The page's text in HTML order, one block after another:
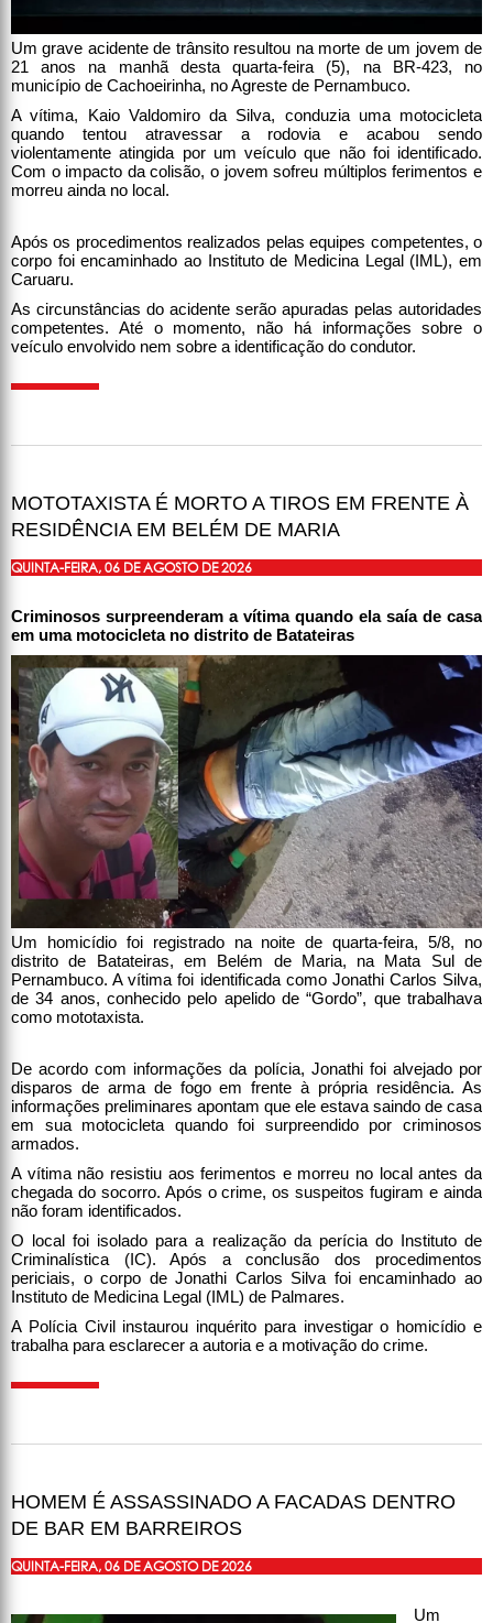
Um grave acidente de trânsito resultou na morte de um jovem de
21 anos na manhã desta quarta-feira (5), na BR-423, no
município de Cachoeirinha, no Agreste de Pernambuco.
A vítima, Kaio Valdomiro da Silva, conduzia uma motocicleta
quando tentou atravessar a rodovia e acabou sendo
violentamente atingida por um veículo que não foi identificado.
Com o impacto da colisão, o jovem sofreu múltiplos ferimentos e
morreu ainda no local.
Após os procedimentos realizados pelas equipes competentes, o
corpo foi encaminhado ao Instituto de Medicina Legal (IML), em
Caruaru.
As circunstâncias do acidente serão apuradas pelas autoridades
competentes. Até o momento, não há informações sobre o
veículo envolvido nem sobre a identificação do condutor.
MOTOTAXISTA É MORTO A TIROS EM FRENTE À
RESIDÊNCIA EM BELÉM DE MARIA
QUINTA-FEIRA, 06 DE AGOSTO DE 2026
Criminosos surpreenderam a vítima quando ela saía de casa
em uma motocicleta no distrito de Batateiras
Um homicídio foi registrado na noite de quarta-feira, 5/8, no
distrito de Batateiras, em Belém de Maria, na Mata Sul de
Pernambuco. A vítima foi identificada como Jonathi Carlos Silva,
de 34 anos, conhecido pelo apelido de “Gordo”, que trabalhava
como mototaxista.
De acordo com informações da polícia, Jonathi foi alvejado por
disparos de arma de fogo em frente à própria residência. As
informações preliminares apontam que ele estava saindo de casa
em sua motocicleta quando foi surpreendido por criminosos
armados.
A vítima não resistiu aos ferimentos e morreu no local antes da
chegada do socorro. Após o crime, os suspeitos fugiram e ainda
não foram identificados.
O local foi isolado para a realização da perícia do Instituto de
Criminalística (IC). Após a conclusão dos procedimentos
periciais, o corpo de Jonathi Carlos Silva foi encaminhado ao
Instituto de Medicina Legal (IML) de Palmares.
A Polícia Civil instaurou inquérito para investigar o homicídio e
trabalha para esclarecer a autoria e a motivação do crime.
HOMEM É ASSASSINADO A FACADAS DENTRO
DE BAR EM BARREIROS
QUINTA-FEIRA, 06 DE AGOSTO DE 2026
Um